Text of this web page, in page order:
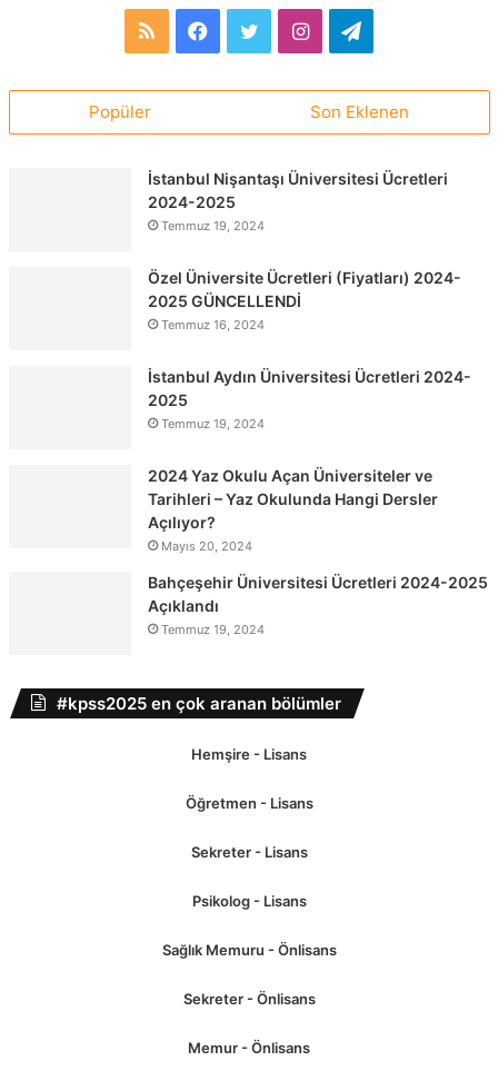
RSS Facebook
TwitterInstagramTelegram
Popüler Son Eklenen
İstanbul Nişantaşı Üniversitesi Ücretleri
2024-2025
Temmuz 19, 2024
Özel Üniversite Ücretleri (Fiyatları) 2024-
2025 GÜNCELLENDİ
Temmuz 16, 2024
İstanbul Aydın Üniversitesi Ücretleri 2024-
2025
Temmuz 19, 2024
2024 Yaz Okulu Açan Üniversiteler ve
Tarihleri – Yaz Okulunda Hangi Dersler
Açılıyor?
Mayıs 20, 2024
Bahçeşehir Üniversitesi Ücretleri 2024-2025
Açıklandı
Temmuz 19, 2024
#kpss2025 en çok aranan bölümler
Hemşire - Lisans
Öğretmen - Lisans
Sekreter - Lisans
Psikolog - Lisans
Sağlık Memuru - Önlisans
Sekreter - Önlisans
Memur - Önlisans